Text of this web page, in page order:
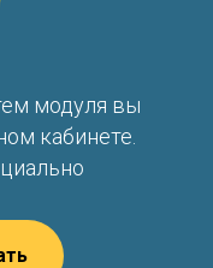
модуля вы
кабинете.